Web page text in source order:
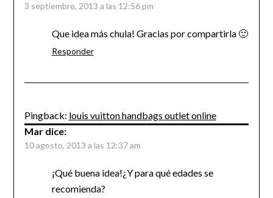
3 septiembre, 2013 a las 12:56 pm
Que idea más chula! Gracias por compartirla 🙂
Responder
Pingback: louis vuitton handbags outlet online
Mar dice:
10 agosto, 2013 a las 12:37 am
¡Qué buena idea!¿Y para qué edades se
recomienda?